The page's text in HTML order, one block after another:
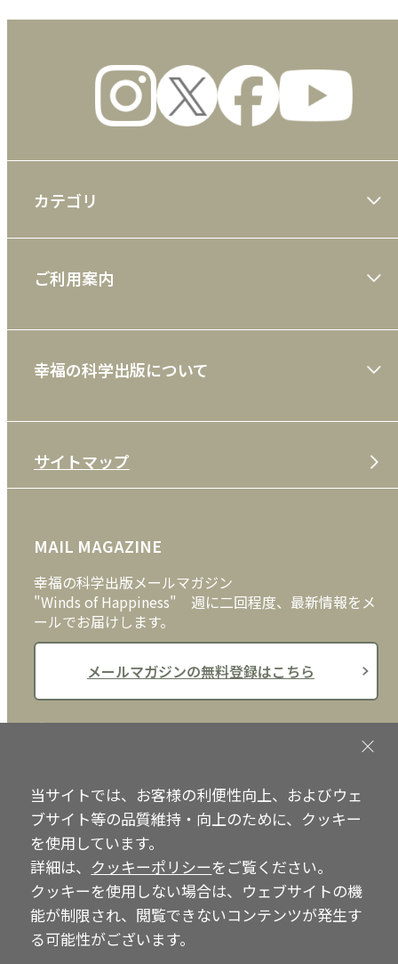
カテゴリ
雑誌
CD
DVD・ブルーレイ
外国語
ご利用案内
利用規約
特定商取引法
プライバシーポリシー
クッキーポリシー
幸福の科学出版について
メディア・ライブラリー
サイトマップ
MAIL MAGAZINE
幸福の科学出版メールマガジン
"Winds of Happiness" 週に二回程度、最新情報をメ
ールでお届けします。
メールマガジンの無料登録はこちら
書店ご担当者様へ
おります。ぜひ、ダウンロードの上、ご活用くださ
い。
書店ご担当者様へ
Copyright © IRH Press Co.,Ltd. All Rights Reserved.
当サイトでは、お客様の利便性向上、およびウェ
ブサイト等の品質維持・向上のために、クッキー
を使用しています。
詳細は、 クッキーポリシーをご覧ください。
クッキーを使用しない場合は、ウェブサイトの機
能が制限され、閲覧できないコンテンツが発生す
る可能性がございます。